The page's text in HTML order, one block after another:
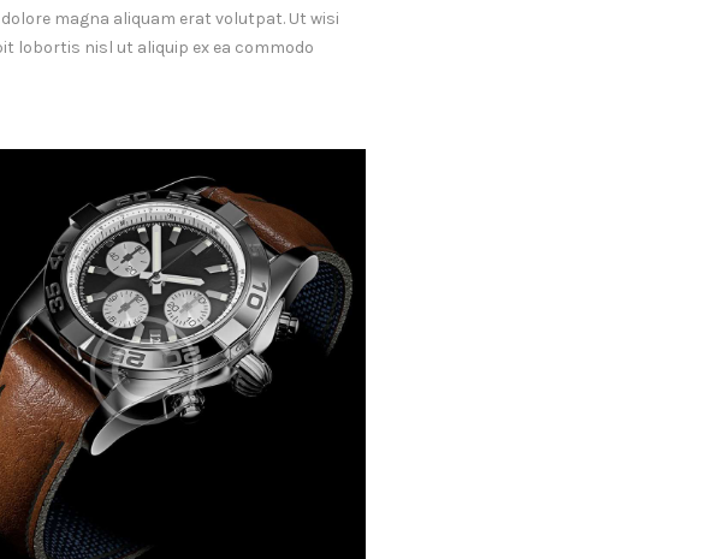
magna aliquam erat volutpat. Ut wisi
lobortis nisl ut aliquip ex ea commodo